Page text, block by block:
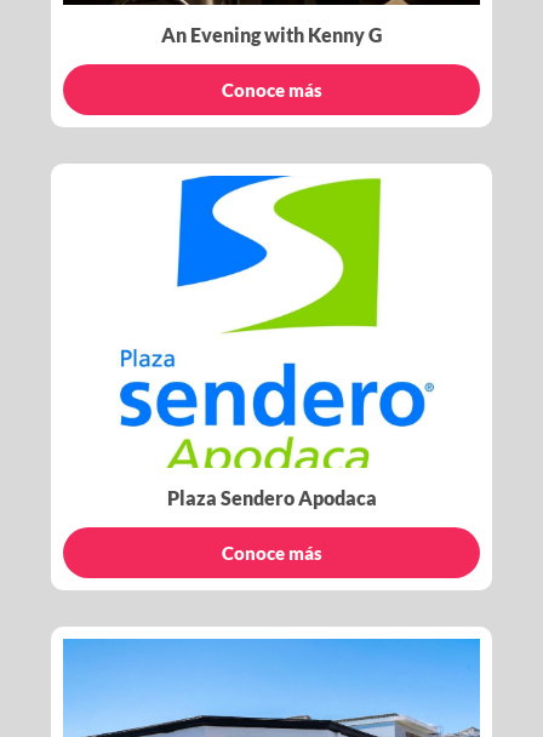
An Evening with Kenny G
Conoce más
Plaza Sendero Apodaca
Conoce más